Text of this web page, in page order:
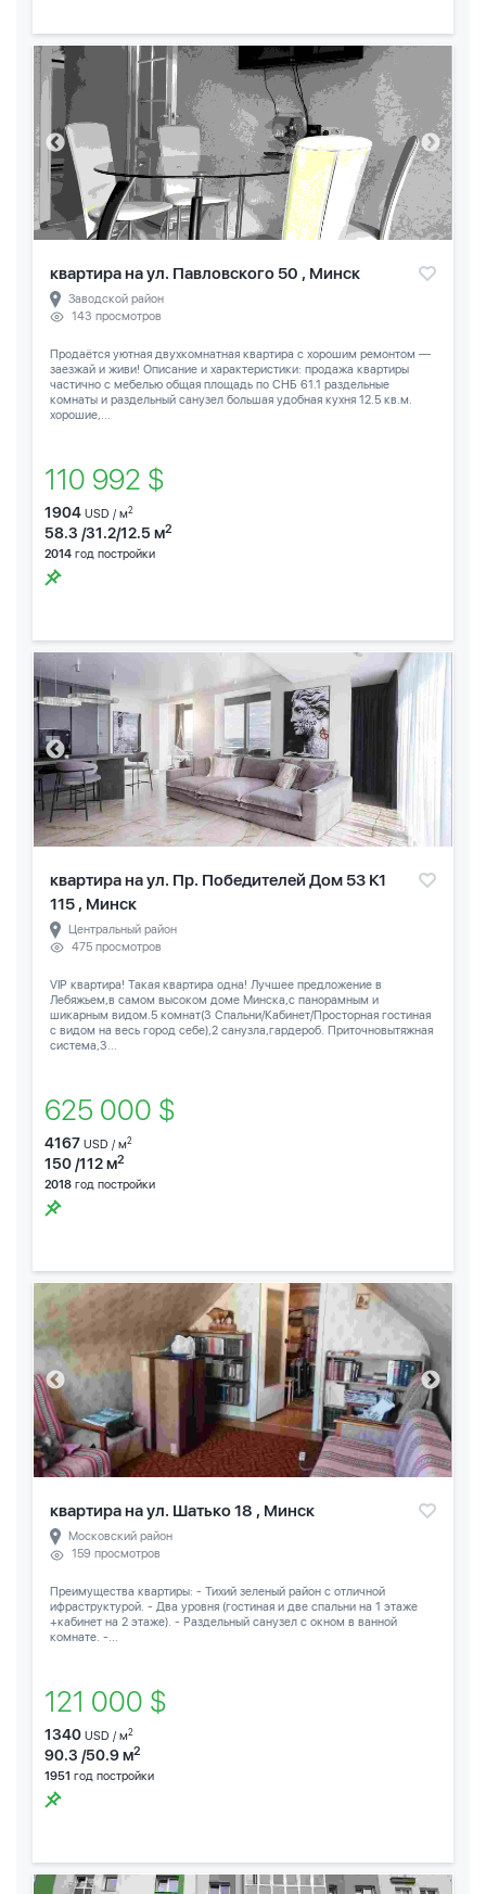
квартира на ул. Павловского 50 , Минск
Заводской район
143 просмотров
Продаётся уютная двухкомнатная квартира с хорошим ремонтом —
заезжай и живи! Описание и характеристики: продажа квартиры
частично с мебелью общая площадь по СНБ 61.1 раздельные
комнаты и раздельный санузел большая удобная кухня 12.5 кв.м.
хорошие,...
110 992 $
1904 USD / м2
58.3 /31.2/12.5 м2
2014 год постройки
квартира на ул. Пр. Победителей Дом 53 К1
115 , Минск
Центральный район
475 просмотров
VIP квартира! Такая квартира одна! Лучшее предложение в
Лебяжьем,в самом высоком доме Минска,с панорамным и
шикарным видом.5 комнат(3 Спальни/Кабинет/Просторная гостиная
с видом на весь город себе),2 санузла,гардероб. Приточновытяжная
система,3...
625 000 $
4167 USD / м2
150 /112 м2
2018 год постройки
квартира на ул. Шатько 18 , Минск
Московский район
159 просмотров
Преимущества квартиры: - Тихий зеленый район с отличной
ифраструктурой. - Два уровня (гостиная и две спальни на 1 этаже
+кабинет на 2 этаже). - Раздельный санузел с окном в ванной
комнате. -...
121 000 $
1340 USD / м2
90.3 /50.9 м2
1951 год постройки